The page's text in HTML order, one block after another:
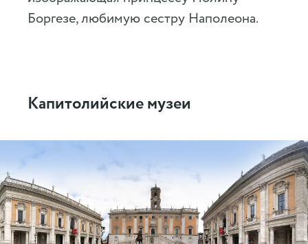
Боргезе, любимую сестру Наполеона.
Капитолийские музеи